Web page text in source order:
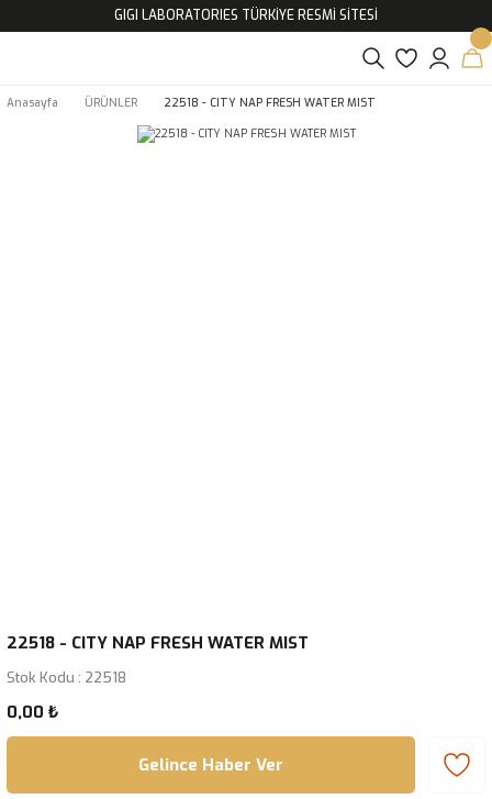
GIGI LABORATORIES TÜRKİYE RESMİ SİTESİ
Anasayfa ÜRÜNLER 22518 - CITY NAP FRESH WATER MIST
22518 - CITY NAP FRESH WATER MIST
Stok Kodu : 22518
0,00 ₺
Gelince Haber Ver